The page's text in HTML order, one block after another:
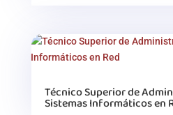
Técnico Superior de
Sistemas Informáticos en